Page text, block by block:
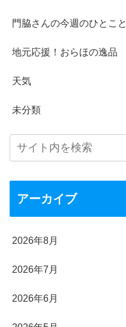
門脇さんの今週のひとこと
地元応援！おらほの逸品
天気
未分類
アーカイブ
2026年8月
2026年7月
2026年6月